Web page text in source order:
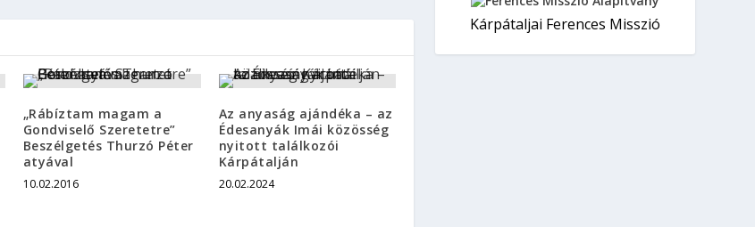
„Rábíztam magam a
Gondviselő Szeretetre”
Beszélgetés Thurzó Péter
atyával
10.02.2016
Az anyaság ajándéka – az
Édesanyák Imái közösség
nyitott találkozói
Kárpátalján
20.02.2024
Kárpátaljai Ferences Misszió